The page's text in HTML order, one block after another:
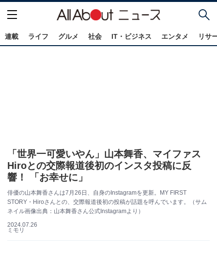
連載 ライフ グルメ 社会 IT・ビジネス エンタメ リサ
「世界一可愛いやん」山本舞香、マイファス
Hiroとの交際報道後初のインスタ投稿に反
響！ 「お幸せに」
俳優の山本舞香さんは7月26日、自身のInstagramを更新。MY FIRST
STORY・Hiroさんとの、交際報道後初の投稿が話題を呼んでいます。（サム
ネイル画像出典：山本舞香さん公式Instagramより）
2024.07.26
ミモリ